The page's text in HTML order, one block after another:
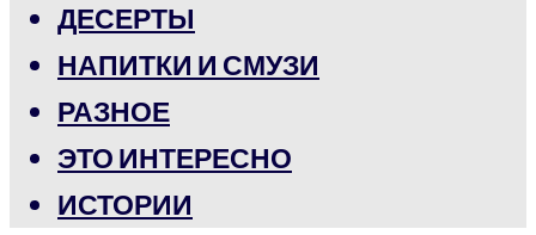
ДЕСЕРТЫ
НАПИТКИ И СМУЗИ
РАЗНОЕ
ЭТО ИНТЕРЕСНО
ИСТОРИИ